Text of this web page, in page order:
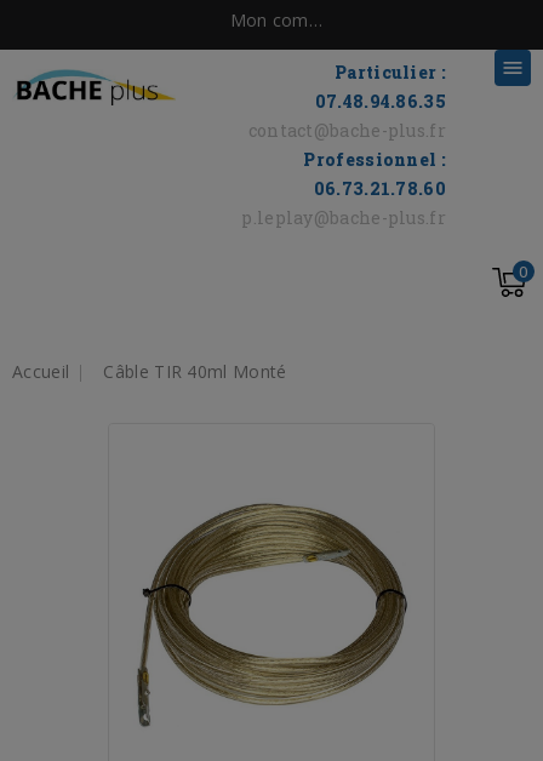
Mon compte
Particulier :
07.48.94.86.35
contact@bache-plus.fr
Professionnel :
06.73.21.78.60
p.leplay@bache-plus.fr

0
Accueil Câble TIR 40ml Monté